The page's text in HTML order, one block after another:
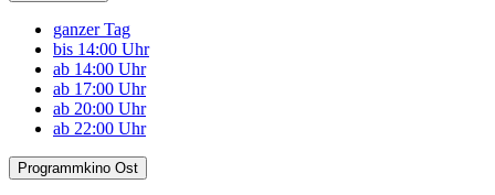
ganzer Tag
bis 14:00 Uhr
ab 14:00 Uhr
ab 17:00 Uhr
ab 20:00 Uhr
ab 22:00 Uhr
Programmkino Ost